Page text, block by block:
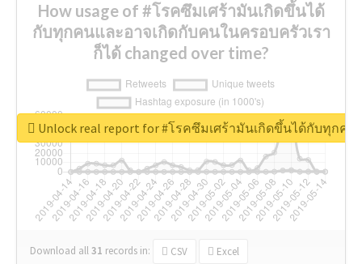
How usage of #โรคซึมเศร้ามันเกิดขึ้นได้
กับทุกคนและอาจเกิดกับคนในครอบครัวเรา
ก็ได้ changed over time?
Download all31 records in: CSV Excel
Unlock real report for #โรคซึมเศร้ามันเกิดขึ้นได้กับทุกค